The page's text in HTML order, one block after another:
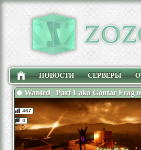
НОВОСТИ СЕРВЕРЫ
Wanted | Part 1 aka Gontar Frag
467
0